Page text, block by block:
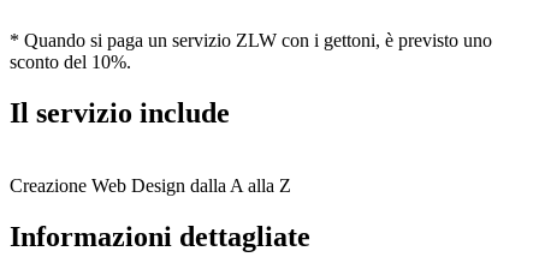
* Quando si paga un servizio ZLW con i gettoni, è previsto uno
sconto del 10%.
Il servizio include
Creazione Web Design dalla A alla Z
Informazioni dettagliate